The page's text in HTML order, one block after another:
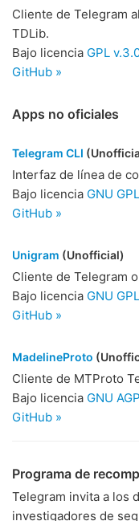
Cliente de Telegram
TDLib.
Bajo licencia GPL
GitHub »
Apps no oficiales
Telegram CLI
Interfaz de línea de
Bajo licencia GNU
GitHub »
Unigram (Unofficial)
Cliente de Telegram
Bajo licencia GNU
GitHub »
MadelineProto
Cliente de MTProto
Bajo licencia GNU
GitHub »
Programa de
Telegram invita a los
investigadores de